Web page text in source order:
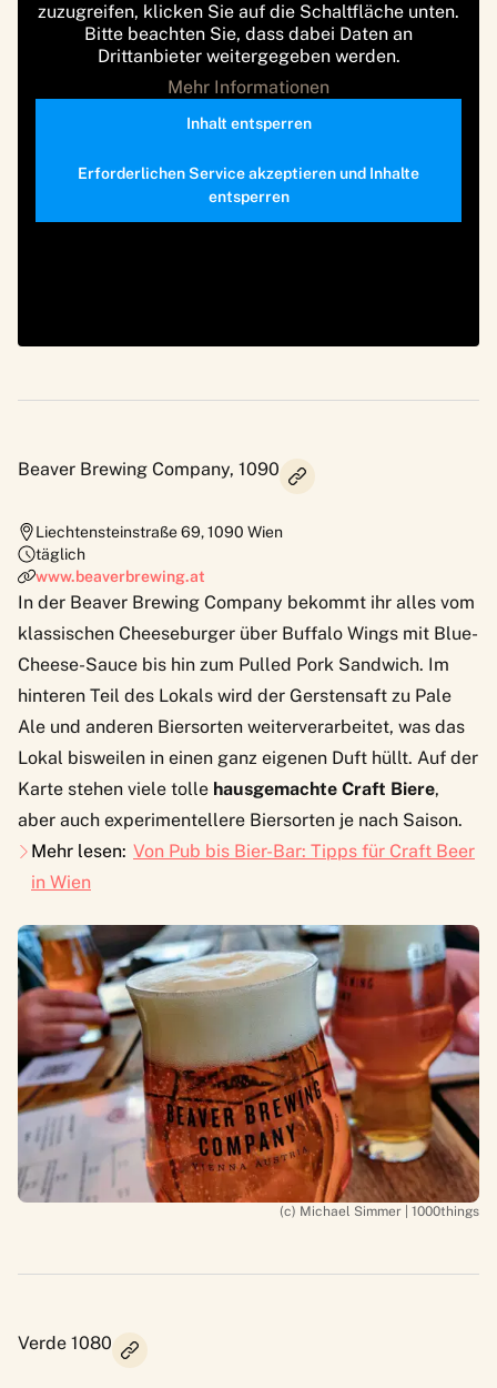
zuzugreifen, klicken Sie auf die Schaltfläche unten.
Bitte beachten Sie, dass dabei Daten an
Drittanbieter weitergegeben werden.
Mehr Informationen
Inhalt entsperren
Erforderlichen Service akzeptieren und Inhalte
entsperren
Beaver Brewing Company, 1090
Liechtensteinstraße 69,1090 Wien
täglich
www.beaverbrewing.at
In der Beaver Brewing Company bekommt ihr alles vom
klassischen Cheeseburger über Buffalo Wings mit Blue-
Cheese-Sauce bis hin zum Pulled Pork Sandwich. Im
hinteren Teil des Lokals wird der Gerstensaft zu Pale
Ale und anderen Biersorten weiterverarbeitet, was das
Lokal bisweilen in einen ganz eigenen Duft hüllt. Auf der
Karte stehen viele tolle hausgemachte Craft Biere,
aber auch experimentellere Biersorten je nach Saison.
Mehr lesen: Von Pub bis Bier-Bar: Tipps für Craft Beer
in Wien
(c) Michael Simmer | 1000things
Verde 1080